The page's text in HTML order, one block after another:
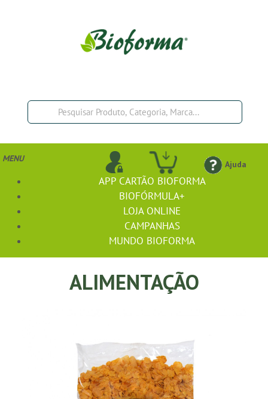
Ajuda
MENU
APP CARTÃO BIOFORMA
BIOFÓRMULA+
LOJA ONLINE
CAMPANHAS
MUNDO BIOFORMA
ALIMENTAÇÃO